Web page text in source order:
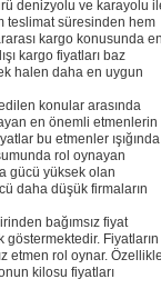
denizyolu ve karayolu
teslimat süresinden hem
kargo konusunda
kargo fiyatları baz
halen daha en uygun
konular arasında
en önemli etmenlerin
bu etmenler ışığında
rol oynayan
gücü yüksek olan
daha düşük firmaların
bağımsız fiyat
Fiyatların
etmen rol oynar.
kilosu fiyatları